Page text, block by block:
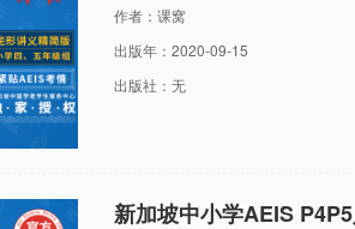
作者：课窝
出版年：2020-09-15
出版社：无
新加坡中小学AEIS